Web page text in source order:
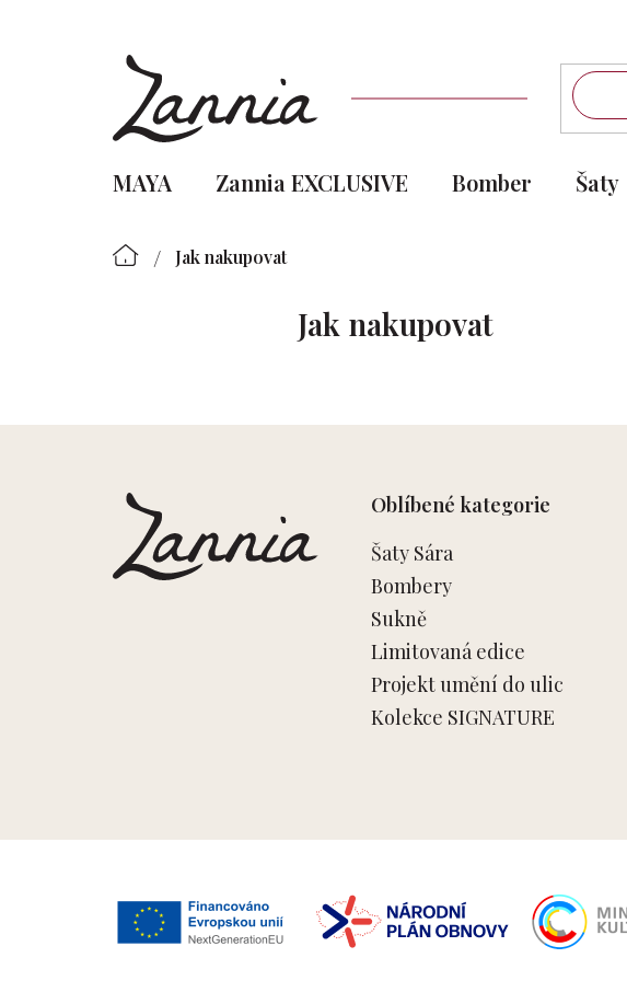
MAYA Zannia EXCLUSIVE Bomber Šaty
/ Jak nakupovat
Jak nakupovat
Oblíbené kategorie
Šaty Sára
Bombery
Sukně
Limitovaná edice
Projekt umění do ulic
Kolekce SIGNATURE